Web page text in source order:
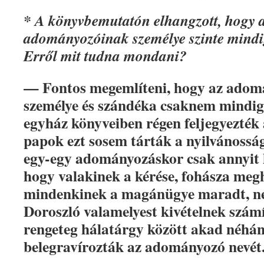
* A könyvbemutatón elhangzott, hogy
adományozóinak személye szinte
Erről mit tudna mondani?
— Fontos megemlíteni, hogy az
személye és szándéka csaknem
egyház könyveiben régen
papok ezt sosem tárták a
egy-egy adományozáskor csak
hogy valakinek a kérése, fohásza
mindenkinek a magánügye maradt,
Doroszló valamelyest kivételnek
rengeteg hálatárgy között akad
belegravírozták az adományozó